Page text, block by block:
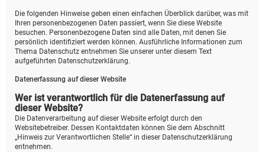
Die folgenden Hinweise geben einen einfachen Überblick darüber, was mit
Ihren personenbezogenen Daten passiert, wenn Sie diese Website
besuchen. Personenbezogene Daten sind alle Daten, mit denen Sie
persönlich identifiziert werden können. Ausführliche Informationen zum
Thema Datenschutz entnehmen Sie unserer unter diesem Text
aufgeführten Datenschutzerklärung.
Datenerfassung auf dieser Website
Wer ist verantwortlich für die Datenerfassung auf
dieser Website?
Die Datenverarbeitung auf dieser Website erfolgt durch den
Websitebetreiber. Dessen Kontaktdaten können Sie dem Abschnitt
„Hinweis zur Verantwortlichen Stelle“ in dieser Datenschutzerklärung
entnehmen.